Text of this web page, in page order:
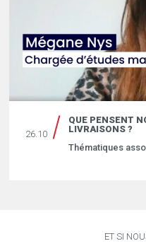
26.10
QUE PENSENT
LIVRAISONS ?
Thématiques
ET SI